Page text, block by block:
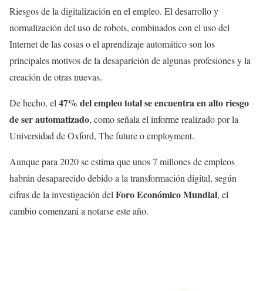
Riesgos de la digitalización en el empleo. El desarrollo y
normalización del uso de robots, combinados con el uso del
Internet de las cosas o el aprendizaje automático son los
principales motivos de la desaparición de algunas profesiones y la
creación de otras nuevas.
De hecho, el47% del empleo total se encuentra en alto riesgo
de ser automatizado, como señala el informe realizado por la
Universidad de Oxford, The future o employment.
Aunque para 2020 se estima que unos 7 millones de empleos
habrán desaparecido debido a la transformación digital, según
cifras de la investigación delForo Económico Mundial, el
cambio comenzará a notarse este año.